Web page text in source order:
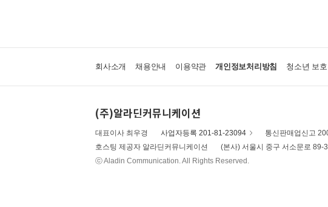
회사소개 채용안내 이용약관 개인정보처리방침 청소년 보
(주)알라딘커뮤니케이션
대표이사 최우경 사업자등록 201-81-23094 통신판매업신고
호스팅 제공자 알라딘커뮤니케이션
(본사) 서울시 중구 서소문로 89-
ⓒ Aladin Communication. All Rights Reserved.